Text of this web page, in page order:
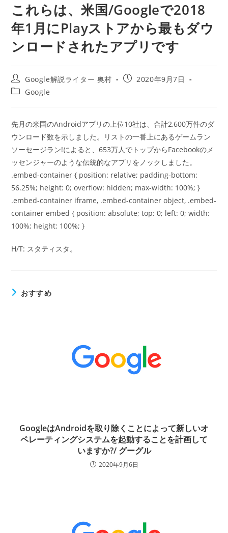
これらは、米国/Googleで2018
年1月にPlayストアから最もダウ
ンロードされたアプリです
投
稿
者:
Google解説ライター 奥村
投
2020年9月7日
投
テ
ゴ
リ
ー:
Google
先月の米国のAndroidアプリの上位10社は、合計2,600万件のダ
ウンロード数を示しました。リストの一番上にあるゲームラン
ソーセージラン!によると、653万人でトップからFacebookのメ
ッセンジャーのような伝統的なアプリをノックしました。
.embed-container { position: relative; padding-bottom:
56.25%; height: 0; overflow: hidden; max-width: 100%; }
.embed-container iframe, .embed-container object, .embed-
container embed { position: absolute; top: 0; left: 0; width:
100%; height: 100%; }
H/T: スタティスタ。
おすすめ
GoogleはAndroidを取り除くことによって新しいオ
ペレーティングシステムを起動することを計画して
いますか?/ グーグル
2020年9月6日